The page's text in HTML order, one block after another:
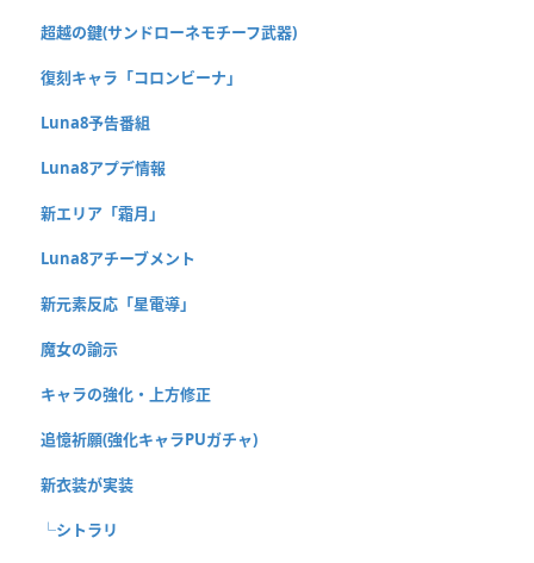
超越の鍵(サンドローネモチーフ武器)
復刻キャラ「コロンビーナ」
Luna8予告番組
Luna8アプデ情報
新エリア「霜月」
Luna8アチーブメント
新元素反応「星電導」
魔女の諭示
キャラの強化・上方修正
追憶祈願(強化キャラPUガチャ)
新衣装が実装
└シトラリ